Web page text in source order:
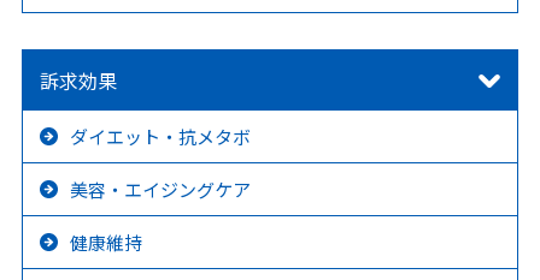
訴求効果
ダイエット・抗メタボ
美容・エイジングケア
健康維持